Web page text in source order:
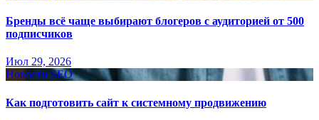
Бренды всё чаще выбирают блогеров с аудиторией от 500
подписчиков
Июл 29, 2026
Новости SEO
Как подготовить сайт к системному продвижению